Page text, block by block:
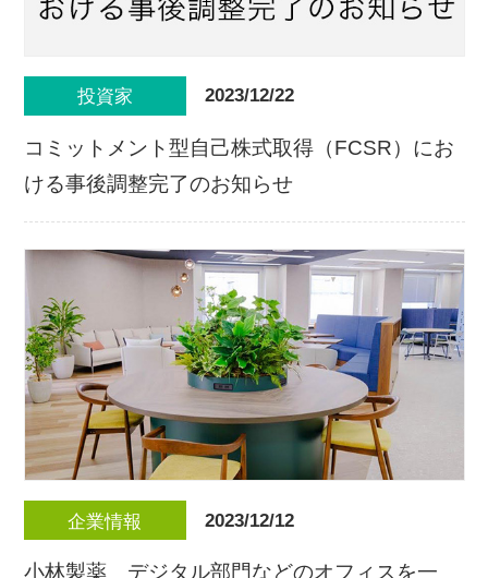
投資家 2023/12/22
コミットメント型自己株式取得（FCSR）にお
ける事後調整完了のお知らせ
企業情報 2023/12/12
小林製薬 デジタル部門などのオフィスを一